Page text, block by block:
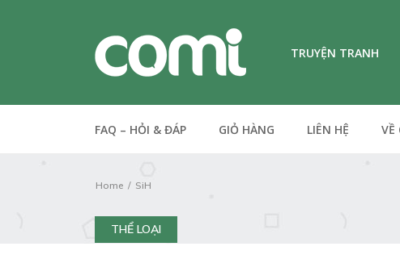
TRUYỆN TRANH
FAQ – HỎI & ĐÁP GIỎ HÀNG LIÊN HỆ VỀ
Home SiH
THỂ LOẠI